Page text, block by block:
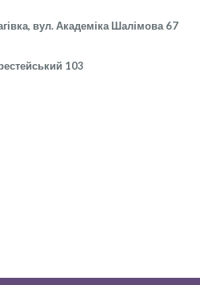
вул. Академіка Шалімова 67
103